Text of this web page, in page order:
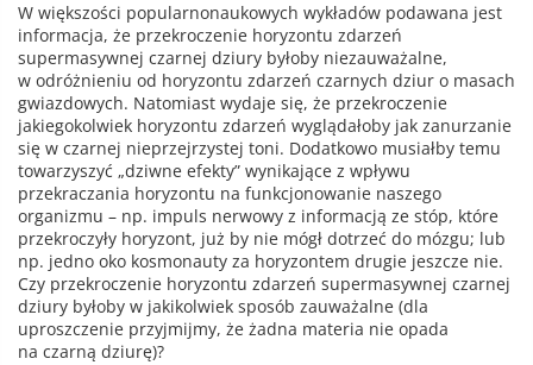
W większości popularnonaukowych wykładów podawana jest
informacja, że przekroczenie horyzontu zdarzeń
supermasywnej czarnej dziury byłoby niezauważalne,
w odróżnieniu od horyzontu zdarzeń czarnych dziur o masach
gwiazdowych. Natomiast wydaje się, że przekroczenie
jakiegokolwiek horyzontu zdarzeń wyglądałoby jak zanurzanie
się w czarnej nieprzejrzystej toni. Dodatkowo musiałby temu
towarzyszyć „dziwne efekty” wynikające z wpływu
przekraczania horyzontu na funkcjonowanie naszego
organizmu – np. impuls nerwowy z informacją ze stóp, które
przekroczyły horyzont, już by nie mógł dotrzeć do mózgu; lub
np. jedno oko kosmonauty za horyzontem drugie jeszcze nie.
Czy przekroczenie horyzontu zdarzeń supermasywnej czarnej
dziury byłoby w jakikolwiek sposób zauważalne (dla
uproszczenie przyjmijmy, że żadna materia nie opada
na czarną dziurę)?